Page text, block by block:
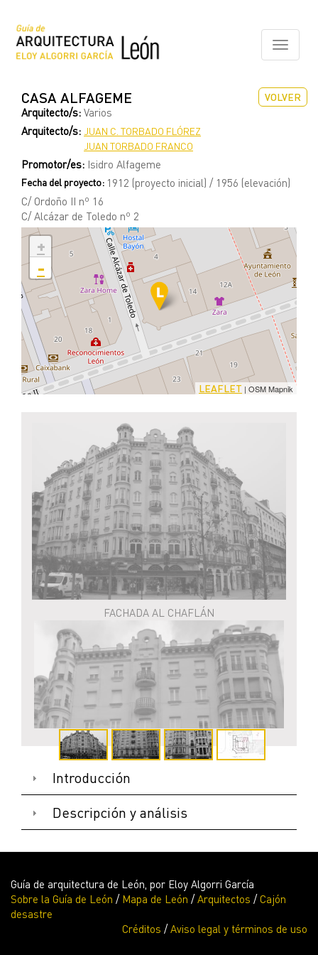
contenido
principal
Toggle
VOLVER
CASA ALFAGEME
Arquitecto/s: Varios
Arquitecto/s: JUAN C. TORBADO FLÓREZ
JUAN TORBADO FRANCO
Promotor/es: Isidro Alfageme
Fecha del proyecto: 1912 (proyecto inicial) / 1956 (elevación)
C/ Ordoño II nº 16
C/ Alcázar de Toledo nº 2
+
-
LEAFLET | OSM Mapnik
FACHADA AL CHAFLÁN
FACHADA A C/ ORDOÑO II
Introducción
Descripción y análisis
Guía de arquitectura de León, por Eloy Algorri García
Sobre la Guía de León / Mapa de León /Arquitectos /Cajón
desastre
Créditos /Aviso legal y términos de uso